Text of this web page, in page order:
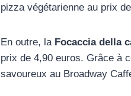
pizza végétarienne au prix
En outre, la Focaccia della
prix de 4,90 euros. Grâce à
savoureux au Broadway